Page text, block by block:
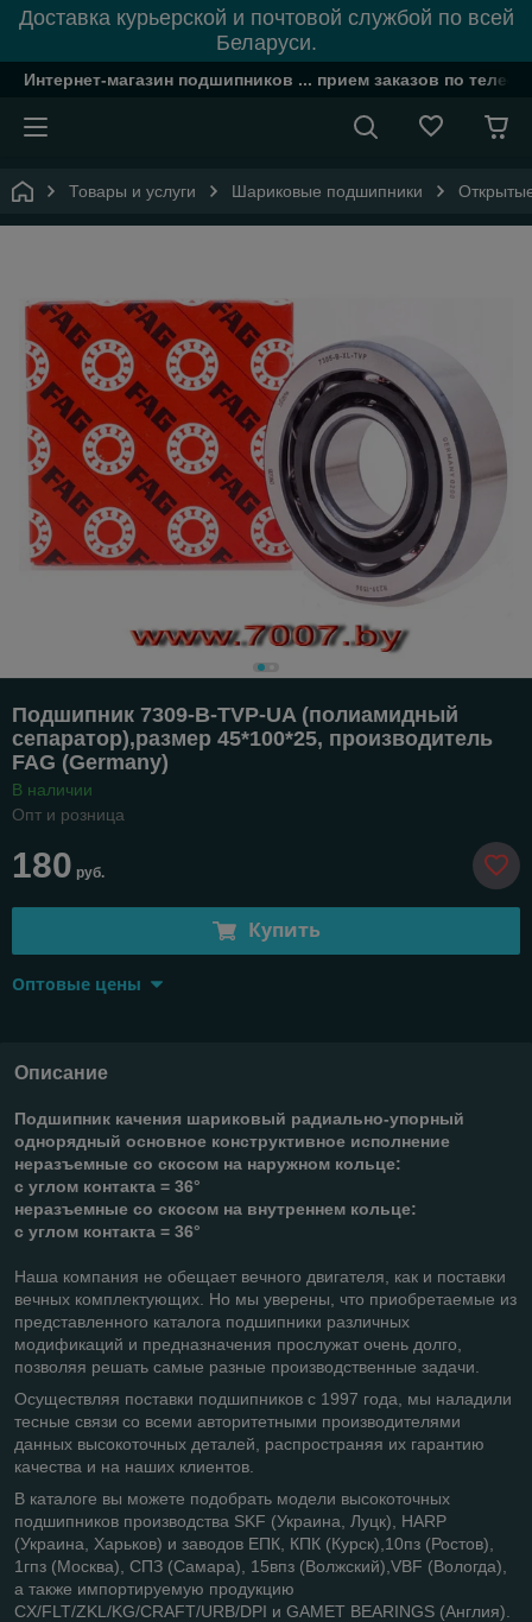
Доставка курьерской и почтовой службой по всей
Беларуси.
Интернет-магазин подшипников ... прием заказов по
Товары и услуги Шариковые подшипники
Подшипник 7309-B-TVP-UA (полиамидный
сепаратор),размер 45*100*25, производитель
FAG (Germany)
В наличии
Опт и розница
180 руб.
Купить
Оптовые цены
Описание
Подшипник качения шариковый радиально-упорный
однорядный основное конструктивное исполнение
неразъемные со скосом на наружном кольце:
с углом контакта = 36°
неразъемные со скосом на внутреннем кольце:
с углом контакта = 36°
Наша компания не обещает вечного двигателя, как и поставки
вечных комплектующих. Но мы уверены, что приобретаемые из
представленного каталога подшипники различных
модификаций и предназначения прослужат очень долго,
позволяя решать самые разные производственные задачи.
Осуществляя поставки подшипников с 1997 года, мы наладили
тесные связи со всеми авторитетными производителями
данных высокоточных деталей, распространяя их гарантию
качества и на наших клиентов.
В каталоге вы можете подобрать модели высокоточных
подшипников производства SKF (Украина, Луцк), HARP
(Украина, Харьков) и заводов ЕПК, КПК (Курск),10пз (Ростов),
1гпз (Москва), СПЗ (Самара), 15впз (Волжский),VBF (Вологда),
а также импортируемую продукцию
CX/FLT/ZKL/KG/CRAFT/URB/DPI и GAMET BEARINGS (Англия).